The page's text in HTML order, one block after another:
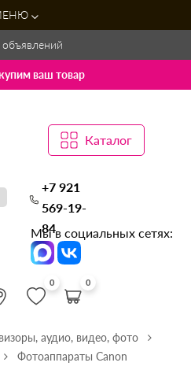
ваш товар
Каталог
+7 921
569-19-
84
Мы в социальных сетях:
0 0
аудио, видео, фото
Фотоаппараты Canon